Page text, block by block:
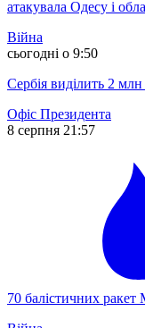
атакувала Одесу і
Війна
сьогодні о 9:50
Сербія виділить 2
Офіс Президента
8 серпня 21:57
70 балістичних